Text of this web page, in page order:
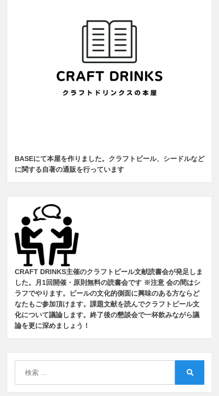
BASEにて本屋を作りました。クラフトビール、シードルなど
に関する自著の通販を行っています
CRAFT DRINKS主催のクラフトビール文献読書会が発足しま
した。
月1回開催・原則無料の読書会です ※注意 会の間はシ
ラフでやります。
ビールの文化的側面に興味のある方ならど
なたもご参加頂けます。 課題文献を読んでクラフトビール文
化について議論します。 終了後の懇談会で一杯飲みながら議
論を更に深めましょう！